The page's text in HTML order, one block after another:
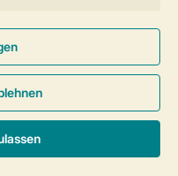
Barrierefreiheit